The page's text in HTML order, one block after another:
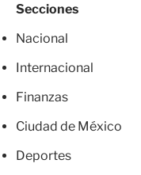
Secciones
Nacional
Internacional
Finanzas
Ciudad de México
Deportes